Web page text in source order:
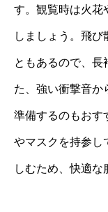
す。観覧時は火花
しましょう。飛び
ともあるので、長
た、強い衝撃音か
準備するのもおす
やマスクを持参し
しむため、快適な